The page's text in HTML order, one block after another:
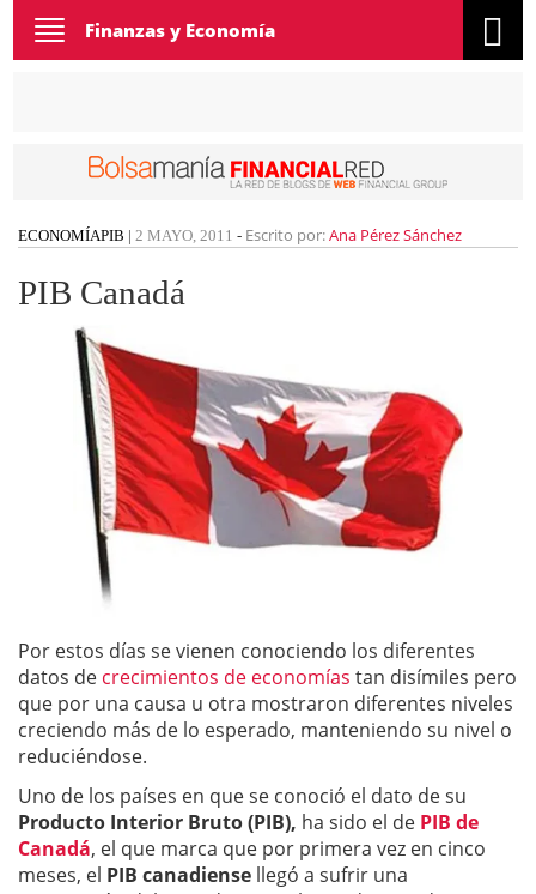
Toggle
navigation
Finanzas y Economía
ECONOMÍAPIB | 2 MAYO, 2011 - Escrito por:Ana Pérez Sánchez
PIB Canadá
Por estos días se vienen conociendo los diferentes
datos de crecimientos de economías tan disímiles pero
que por una causa u otra mostraron diferentes niveles
creciendo más de lo esperado, manteniendo su nivel o
reduciéndose.
Uno de los países en que se conoció el dato de su
Producto Interior Bruto (PIB), ha sido el de PIB de
Canadá, el que marca que por primera vez en cinco
meses, el PIB canadiense llegó a sufrir una